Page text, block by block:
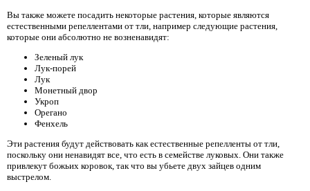
Вы также можете посадить некоторые растения, которые являются
естественными репеллентами от тли, например следующие растения,
которые они абсолютно не возненавидят:
Зеленый лук
Лук-порей
Лук
Монетный двор
Укроп
Орегано
Фенхель
Эти растения будут действовать как естественные репелленты от тли,
поскольку они ненавидят все, что есть в семействе луковых. Они также
привлекут божьих коровок, так что вы убьете двух зайцев одним
выстрелом.